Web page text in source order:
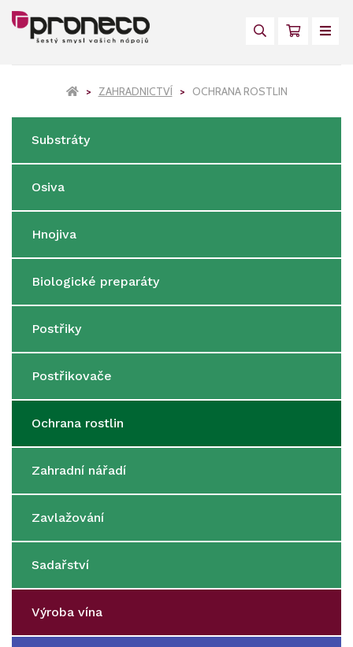
ZAHRADNICTVÍ OCHRANA ROSTLIN
Substráty
Osiva
Hnojiva
Biologické preparáty
Postřiky
Postřikovače
Ochrana rostlin
Zahradní nářadí
Zavlažování
Sadařství
Výroba vína